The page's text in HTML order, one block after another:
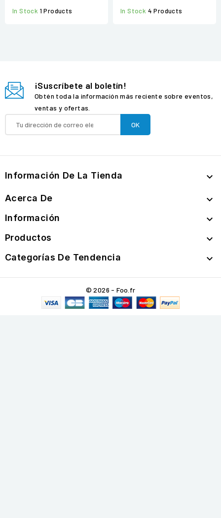
In Stock 1 Products In Stock 4 Products
¡Suscríbete al boletín!
Obtén toda la información más reciente sobre eventos,
ventas y ofertas.
Información De La Tienda 
Acerca De 
Información 
Productos 
Categorías De Tendencia 
© 2026 - Foo.fr